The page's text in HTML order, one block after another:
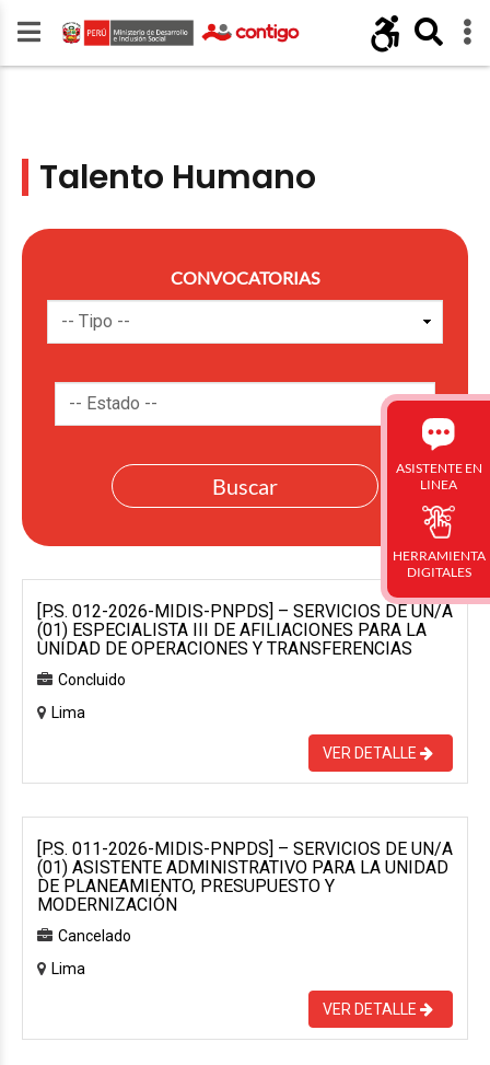
Talento Humano
CONVOCATORIAS
[P.S. 012-2026-MIDIS-PNPDS] – SERVICIOS DE UN/A
(01) ESPECIALISTA III DE AFILIACIONES PARA LA
UNIDAD DE OPERACIONES Y TRANSFERENCIAS
Concluido
Lima
VER DETALLE
[P.S. 011-2026-MIDIS-PNPDS] – SERVICIOS DE UN/A
(01) ASISTENTE ADMINISTRATIVO PARA LA UNIDAD
DE PLANEAMIENTO, PRESUPUESTO Y
MODERNIZACIÓN
Cancelado
Lima
VER DETALLE
ASISTENTE EN
LINEA
HERRAMIENTA
DIGITALES